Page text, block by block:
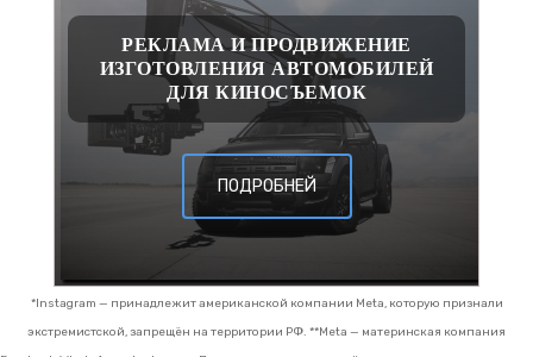
РЕКЛАМА И ПРОДВИЖЕНИЕ
ИЗГОТОВЛЕНИЯ АВТОМОБИЛЕЙ
ДЛЯ КИНОСЪЕМОК
ПОДРОБНЕЙ
*Instagram — принадлежит американской компании Meta, которую признали
экстремистской, запрещён на территории РФ. **Meta — материнская компания